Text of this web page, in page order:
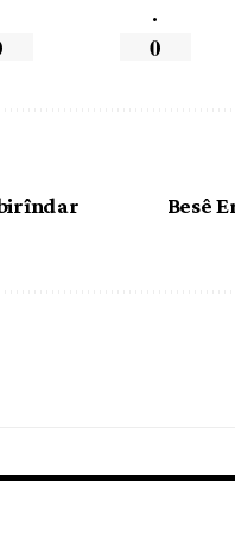
.
0
Besê